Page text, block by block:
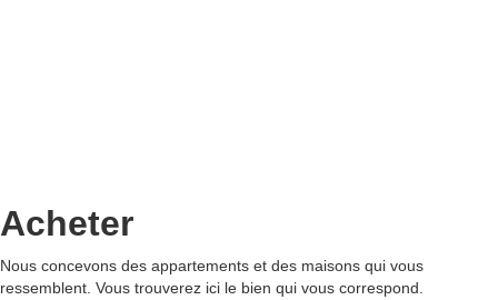
Acheter
Nous concevons des appartements et des maisons qui vous
ressemblent. Vous trouverez ici le bien qui vous correspond.